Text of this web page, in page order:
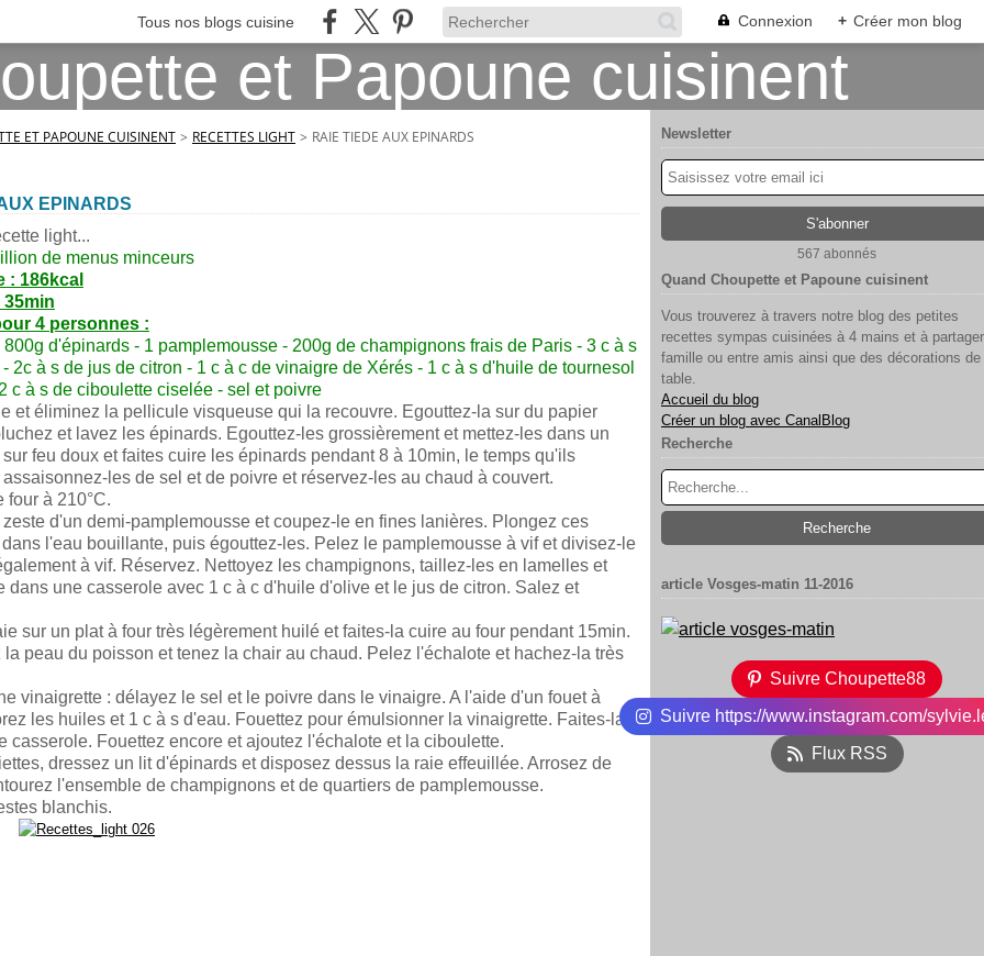
Tous nos blogs cuisine Connexion + Créer mon blog
ET PAPOUNE CUISINENT > RECETTES LIGHT > RAIE TIEDE AUX EPINARDS
EPINARDS
light...
de menus minceurs
: 186kcal
35min
4 personnes :
d'épinards - 1 pamplemousse - 200g de champignons frais de Paris - 3 c à s
2c à s de jus de citron - 1 c à c de vinaigre de Xérés - 1 c à s d'huile de tournesol
c à s de ciboulette ciselée - sel et poivre
et éliminez la pellicule visqueuse qui la recouvre. Egouttez-la sur du papier
et lavez les épinards. Egouttez-les grossièrement et mettez-les dans un
feu doux et faites cuire les épinards pendant 8 à 10min, le temps qu'ils
les de sel et de poivre et réservez-les au chaud à couvert.
four à 210°C.
d'un demi-pamplemousse et coupez-le en fines lanières. Plongez ces
dans l'eau bouillante, puis égouttez-les. Pelez le pamplemousse à vif et divisez-le
à vif. Réservez. Nettoyez les champignons, taillez-les en lamelles et
dans une casserole avec 1 c à c d'huile d'olive et le jus de citron. Salez et
sur un plat à four très légèrement huilé et faites-la cuire au four pendant 15min.
la peau du poisson et tenez la chair au chaud. Pelez l'échalote et hachez-la très
vinaigrette : délayez le sel et le poivre dans le vinaigre. A l'aide d'un fouet à
les huiles et 1 c à s d'eau. Fouettez pour émulsionner la vinaigrette. Faites-la
casserole. Fouettez encore et ajoutez l'échalote et la ciboulette.
dressez un lit d'épinards et disposez dessus la raie effeuillée. Arrosez de
l'ensemble de champignons et de quartiers de pamplemousse.
blanchis.
Newsletter
567 abonnés
Quand Choupette et Papoune cuisinent
Vous trouverez à travers notre blog des petites
recettes sympas cuisinées à 4 mains et à
famille ou entre amis ainsi que des décorations de
table.
Accueil du blog
Créer un blog avec CanalBlog
Recherche
article Vosges-matin 11-2016
Suivre Choupette88
Suivre https://www.instagram.com/
Flux RSS